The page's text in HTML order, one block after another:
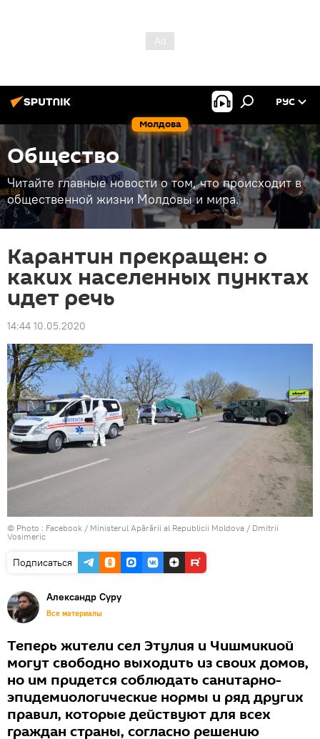
Молдова
РУС
Общество
Читайте главные новости о том, что происходит в
общественной жизни Молдовы и мира.
Карантин прекращен: о
каких населенных пунктах
идет речь
14:44 10.05.2020
© Photo : Facebook / Ministerul Apărării al Republicii Moldova / Dmitrii
Vosimeric
Подписаться
Александр Суру
Все материалы
Теперь жители сел Этулия и Чишмикиой
могут свободно выходить из своих домов,
но им придется соблюдать санитарно-
эпидемиологические нормы и ряд других
правил, которые действуют для всех
граждан страны, согласно решению